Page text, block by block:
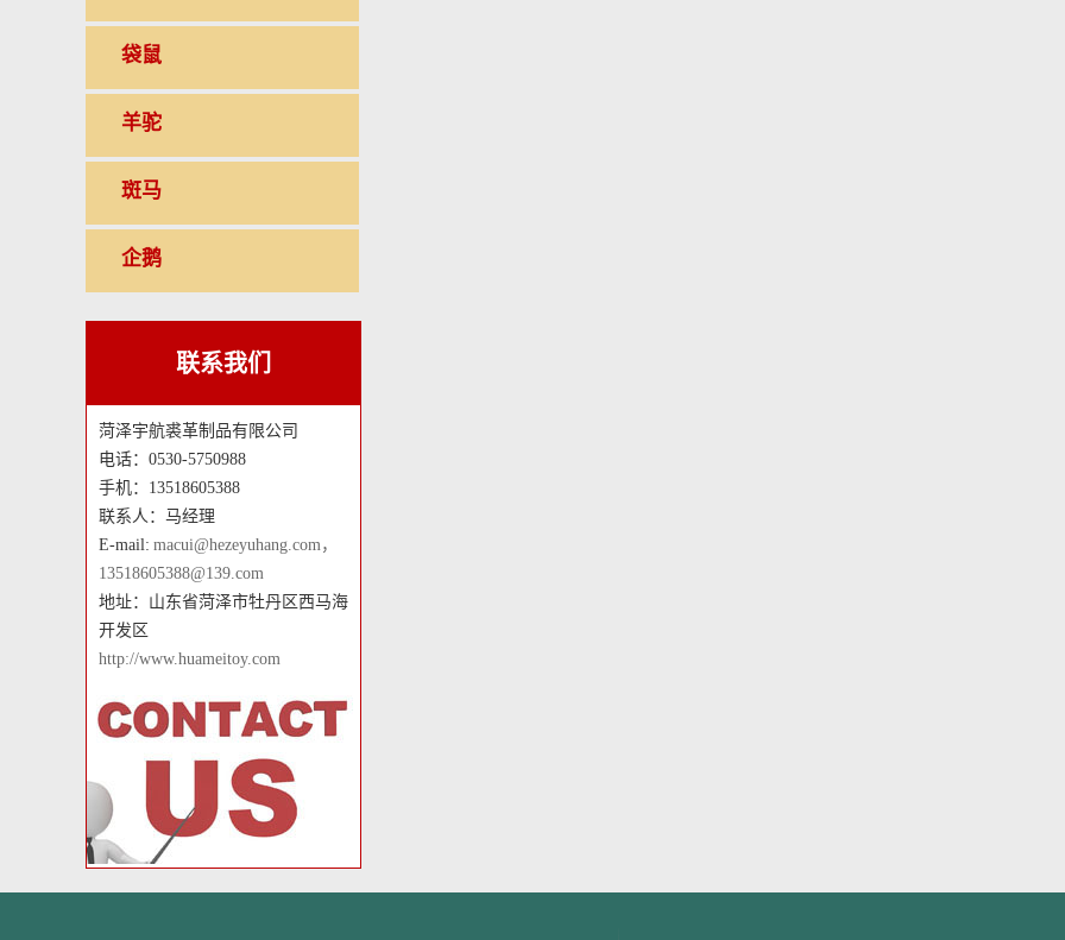
袋鼠
羊驼
斑马
企鹅
联系我们
菏泽宇航裘革制品有限公司
电话：0530-5750988
手机：13518605388
联系人：马经理
E-mail: macui@hezeyuhang.com，
13518605388@139.com
地址：山东省菏泽市牡丹区西马海
开发区
http://www.huameitoy.com